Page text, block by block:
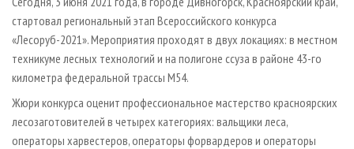
ПРОИЗВОДСТВО ДРЕВЕСНЫХ ПЛИТ
ДЕРЕВЯННОЕ ДОМОСТРОЕНИЕ
ПРОИЗВОДСТВО МЕБЕЛИ
БИОЭНЕРГЕТИКА
ЦБП
ИНСТРУМЕНТ И МАТЕРИАЛЫ
МОБИЛЬНЫЕ ВЫСТАВКИ
ОФИЦИАЛЬНЫЕ ДЕЛЕГАЦИИ
ПРИОРИТЕТНЫЕ ИНВЕСТПРОЕКТЫ
RUSSIAN FORESTRY REVIEW
ГАЗЕТА ЛЕСПРОМФОРУМ
БИБЛИОТЕКА СПЕЦИАЛИСТА
РЕКЛАМА НА САЙТЕ
стартовал региональный этап Всероссийского конкурса
«Лесоруб-2021». Мероприятия проходят в двух локациях: в местном
техникуме лесных технологий и на полигоне ссуза в районе 43-го
километра федеральной трассы М54.
Жюри конкурса оценит профессиональное мастерство красноярских
лесозаготовителей в четырех категориях: вальщики леса,
операторы харвестеров, операторы форвардеров и операторы